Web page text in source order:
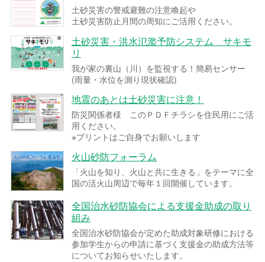
土砂災害の警戒避難の注意喚起や
土砂災害防止月間の周知にご活用ください。
土砂災害・洪水氾濫予防システム サキモ
リ
我が家の裏山（川）を監視する！簡易センサー
(雨量・水位を測り現状確認)
地震のあとは土砂災害に注意！
防災関係者様 このＰＤＦチラシを住民用にご活
用ください。
※プリントはご自身でお願いします
火山砂防フォーラム
「火山を知り、火山と共に生きる」をテーマに全
国の活火山周辺で毎年１回開催しています。
全国治水砂防協会による支援金助成の取り
組み
全国治水砂防協会が定めた助成対象研修における
参加学生からの申請に基づく支援金の助成方法等
についてお知らせいたします。